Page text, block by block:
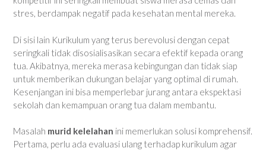
stres, berdampak negatif pada kesehatan mental mereka.
Di sisi lain Kurikulum yang terus berevolusi dengan cepat
seringkali tidak disosialisasikan secara efektif kepada orang
tua. Akibatnya, mereka merasa kebingungan dan tidak siap
untuk memberikan dukungan belajar yang optimal di rumah.
Kesenjangan ini bisa memperlebar jurang antara ekspektasi
sekolah dan kemampuan orang tua dalam membantu.
Masalah murid kelelahan ini memerlukan solusi komprehensif.
Pertama, perlu ada evaluasi ulang terhadap kurikulum agar